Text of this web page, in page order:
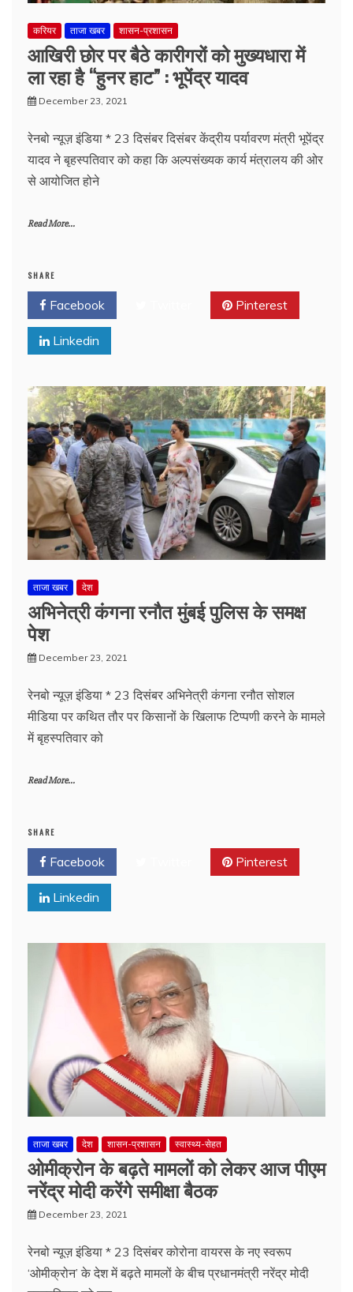
करियर ताजा खबर शासन-प्रशासन
आखिरी छोर पर बैठे कारीगरों को मुख्यधारा में
ला रहा है “हुनर हाट” : भूपेंद्र यादव
December 23, 2021
रेनबो न्यूज़ इंडिया * 23 दिसंबर दिसंबर केंद्रीय पर्यावरण मंत्री भूपेंद्र
यादव ने बृहस्पतिवार को कहा कि अल्पसंख्यक कार्य मंत्रालय की ओर
से आयोजित होने
Read More...
SHARE
Facebook Pinterest
Linkedin
ताजा खबर देश
अभिनेत्री कंगना रनौत मुंबई पुलिस के समक्ष
पेश
December 23, 2021
रेनबो न्यूज़ इंडिया * 23 दिसंबर अभिनेत्री कंगना रनौत सोशल
मीडिया पर कथित तौर पर किसानों के खिलाफ टिप्पणी करने के मामले
में बृहस्पतिवार को
Read More...
SHARE
Facebook Pinterest
Linkedin
ताजा खबर देश शासन-प्रशासन स्वास्थ्य-सेहत
ओमीक्रोन के बढ़ते मामलों को लेकर आज पीएम
नरेंद्र मोदी करेंगे समीक्षा बैठक
December 23, 2021
रेनबो न्यूज़ इंडिया * 23 दिसंबर कोरोना वायरस के नए स्वरूप
‘ओमीक्रोन’ के देश में बढ़ते मामलों के बीच प्रधानमंत्री नरेंद्र मोदी